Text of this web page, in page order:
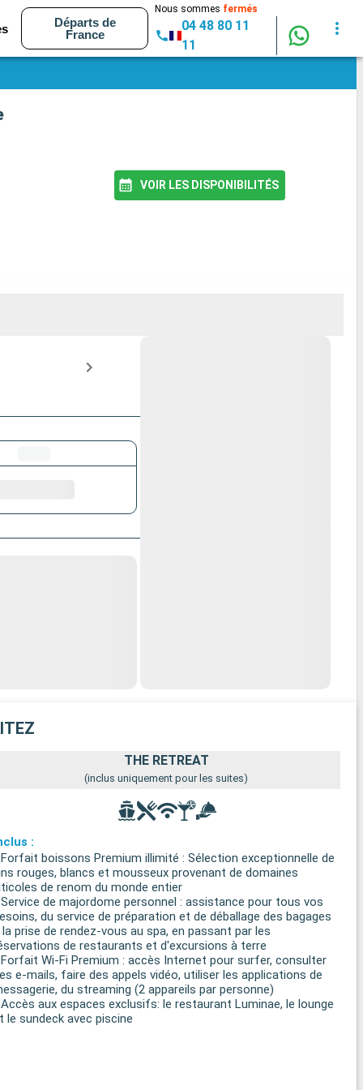
Départs de
France
Nous sommes fermés
04 48 80 11
11
VOIR LES DISPONIBILITÉS
THE RETREAT
(inclus uniquement pour les suites)
:
boissons Premium illimité : Sélection exceptionnelle de
rouges, blancs et mousseux provenant de domaines
de renom du monde entier
de majordome personnel : assistance pour tous vos
du service de préparation et de déballage des bagages
la prise de rendez-vous au spa, en passant par les
de restaurants et d'excursions à terre
Wi-Fi Premium : accès Internet pour surfer, consulter
e-mails, faire des appels vidéo, utiliser les applications de
du streaming (2 appareils par personne)
aux espaces exclusifs: le restaurant Luminae, le lounge
le sundeck avec piscine